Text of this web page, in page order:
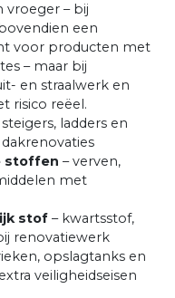
vroeger – bij
een
voor producten met
– maar bij
en straalwerk en
risico reëel.
ladders en
stoffen – verven,
met
stof – kwartsstof,
renovatiewerk
opslagtanks en
veiligheidseisen